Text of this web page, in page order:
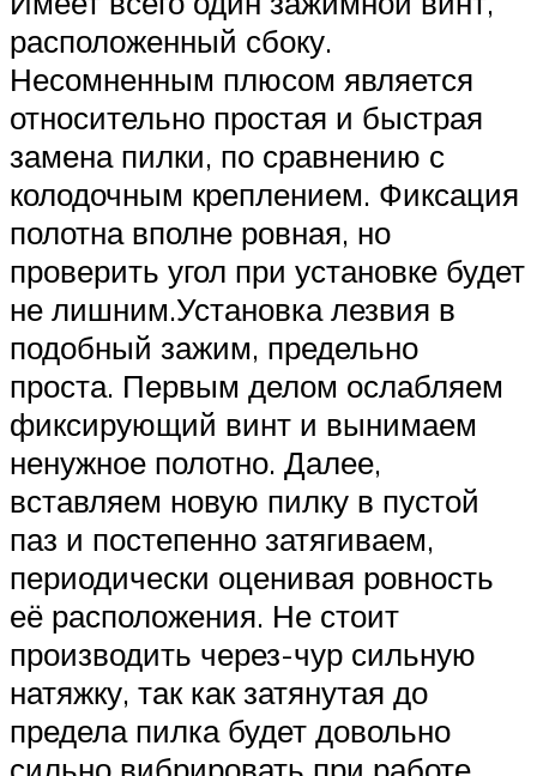
расположенный сбоку.
Несомненным плюсом является
относительно простая и быстрая
замена пилки, по сравнению с
колодочным креплением. Фиксация
полотна вполне ровная, но
проверить угол при установке будет
не лишним.Установка лезвия в
подобный зажим, предельно
проста. Первым делом ослабляем
фиксирующий винт и вынимаем
ненужное полотно. Далее,
вставляем новую пилку в пустой
паз и постепенно затягиваем,
периодически оценивая ровность
её расположения. Не стоит
производить через-чур сильную
натяжку, так как затянутая до
предела пилка будет довольно